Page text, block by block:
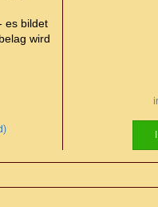
es bildet
wird